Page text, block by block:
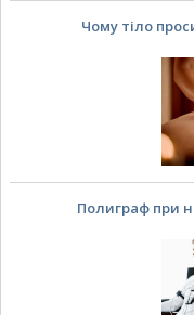
Чому тіло
Полиграф при